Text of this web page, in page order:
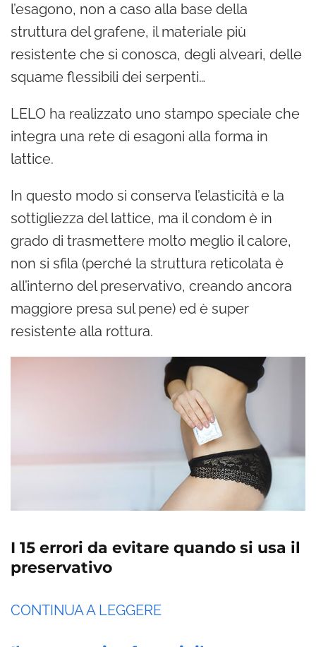
l’esagono, non a caso alla base della
struttura del grafene, il materiale più
resistente che si conosca, degli alveari, delle
squame flessibili dei serpenti…
LELO ha realizzato uno stampo speciale che
integra una rete di esagoni alla forma in
lattice.
In questo modo si conserva l’elasticità e la
sottigliezza del lattice, ma il condom è in
grado di trasmettere molto meglio il calore,
non si sfila (perché la struttura reticolata è
all’interno del preservativo, creando ancora
maggiore presa sul pene) ed è super
resistente alla rottura.
I 15 errori da evitare quando si usa il
preservativo
CONTINUA A LEGGERE